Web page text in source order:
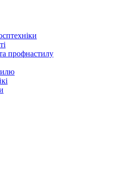
профнастилу